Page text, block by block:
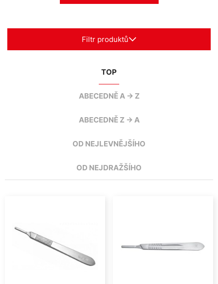
Filtr produktů
TOP
ABECEDNĚ A -> Z
ABECEDNĚ Z -> A
OD NEJLEVNĚJŠÍHO
OD NEJDRAŽŠÍHO